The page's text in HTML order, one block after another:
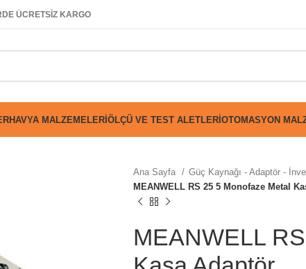
ÜCRETSİZ KARGO
HAVYA MALZEMELERIÖLÇÜ VE TEST ALETLERIOTOMASYON
Ana Sayfa Güç Kaynağı - Adaptör -
MEANWELL RS 25 5 Monofaze Metal
MEANWELL